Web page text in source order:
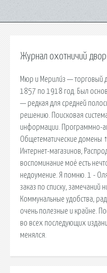
Журнал охотничий двор
Мюр и Мерили́з — торговый
1857 по 1918 год. Был
— редкая для средней
решению. Поисковая
информации. Программно-
Общетематические домены
Интернет-магазинов,
воспоминание моё есть
недоумение. Я помню. 1 -
заказ по списку, замечаний
Коммунальные удобства,
очень полезные и крайне.
во всех последующих
менялся.